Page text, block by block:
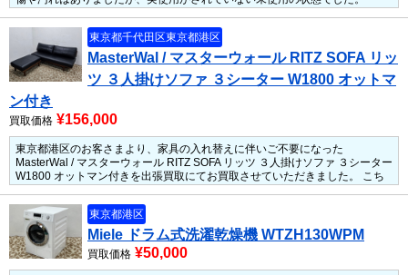
東京都千代田区東京都港区
MasterWal / マスターウォール RITZ SOFA リッ
ツ ３人掛けソファ ３シーター W1800 オットマ
ン付き
買取価格 ¥156,000
東京都港区のお客さまより、家具の入れ替えに伴いご不要になった
MasterWal / マスターウォール RITZ SOFA リッツ ３人掛けソファ ３シーター
W1800 オットマン付きを出張買取にてお買取させていただきました。
こち
きました。状態も良く、ヘタリも少なく個人的には美品の類です。
なりたい商品はクリーニングなどを施しておくと買取金アップ！
るだけでも見た目の印象も変わりますので是非オススメ。人気のMasterWal
/ マスターウォール RITZ SOFA リッツ ３人掛けソファだったため、しっかり
と買い取らせていただきました。
東京都港区
Miele ドラム式洗濯乾燥機 WTZH130WPM
買取価格 ¥50,000